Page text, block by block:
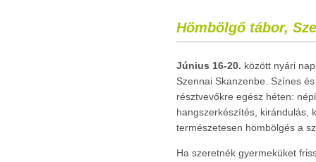
Hömbölgő tábor,
Június 16-20. között nyári
Szennai Skanzenbe. Színes
résztvevőkre egész héten:
hangszerkészítés, kirándulás,
természetesen hömbölgés a
Ha szeretnék gyermeküket